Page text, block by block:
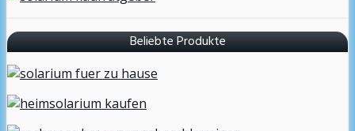
Beliebte Produkte